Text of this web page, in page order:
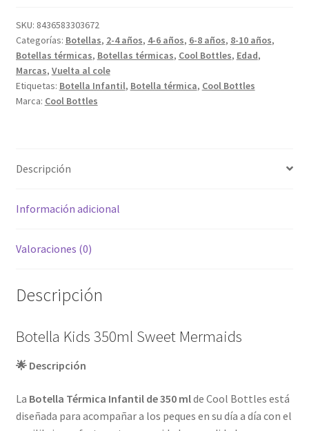
Mermaids
cantidad
SKU: 8436583303672
Categorías: Botellas, 2-4 años, 4-6 años, 6-8 años, 8-10 años,
Botellas térmicas, Botellas térmicas, Cool Bottles, Edad,
Marcas, Vuelta al cole
Etiquetas: Botella Infantil, Botella térmica, Cool Bottles
Marca: Cool Bottles
Descripción
Información adicional
Valoraciones (0)
Descripción
Botella Kids 350ml Sweet Mermaids
🌟 Descripción
La Botella Térmica Infantil de 350 mlde Cool Bottles está
diseñada para acompañar a los peques en su día a día con el